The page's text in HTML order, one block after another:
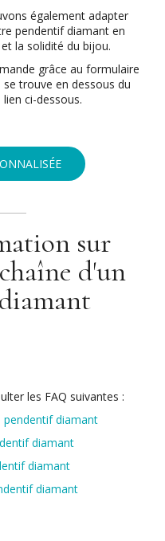
également adapter
pendentif diamant en
la solidité du bijou.
grâce au formulaire
trouve en dessous du
ci-dessous.
sur
d'un
les FAQ suivantes :
pendentif diamant
diamant
diamant
diamant